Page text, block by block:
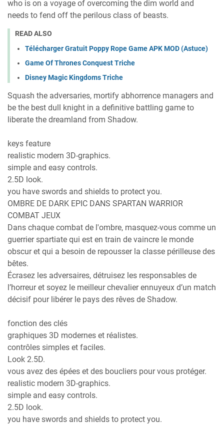
who is on a voyage of overcoming the dim world and
needs to fend off the perilous class of beasts.
READ ALSO
Télécharger Gratuit Poppy Rope Game APK MOD (Astuce)
Game Of Thrones Conquest Triche
Disney Magic Kingdoms Triche
Squash the adversaries, mortify abhorrence managers and
be the best dull knight in a definitive battling game to
liberate the dreamland from Shadow.
keys feature
realistic modern 3D-graphics.
simple and easy controls.
2.5D look.
you have swords and shields to protect you.
OMBRE DE DARK EPIC DANS SPARTAN WARRIOR
COMBAT JEUX
Dans chaque combat de l'ombre, masquez-vous comme un
guerrier spartiate qui est en train de vaincre le monde
obscur et qui a besoin de repousser la classe périlleuse des
bêtes.
Écrasez les adversaires, détruisez les responsables de
l’horreur et soyez le meilleur chevalier ennuyeux d’un match
décisif pour libérer le pays des rêves de Shadow.
fonction des clés
graphiques 3D modernes et réalistes.
contrôles simples et faciles.
Look 2.5D.
vous avez des épées et des boucliers pour vous protéger.
realistic modern 3D-graphics.
simple and easy controls.
2.5D look.
you have swords and shields to protect you.